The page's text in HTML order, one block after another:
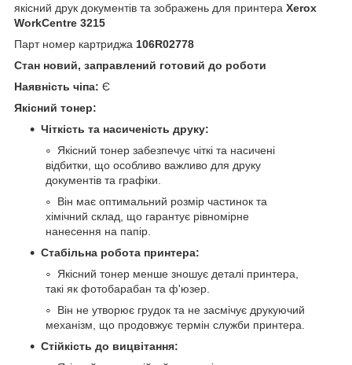
якісний друк документів та зображень для принтера Xerox
WorkCentre 3215
Парт номер картриджа 106R02778
Стан новий, заправлений готовий до роботи
Наявність чіпа: Є
Якісний тонер:
Чіткість та насиченість друку:
Якісний тонер забезпечує чіткі та насичені
відбитки, що особливо важливо для друку
документів та графіки.
Він має оптимальний розмір частинок та
хімічний склад, що гарантує рівномірне
нанесення на папір.
Стабільна робота принтера:
Якісний тонер менше зношує деталі принтера,
такі як фотобарабан та ф'юзер.
Він не утворює грудок та не засмічує друкуючий
механізм, що продовжує термін служби принтера.
Стійкість до вицвітання: